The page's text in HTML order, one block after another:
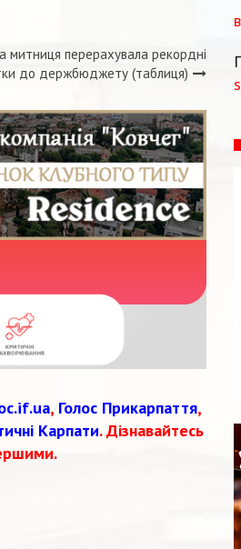
митниця перерахувала рекордні
до держбюджету (таблиця)
, Голос Прикарпаття,
Карпати. Дізнавайтесь